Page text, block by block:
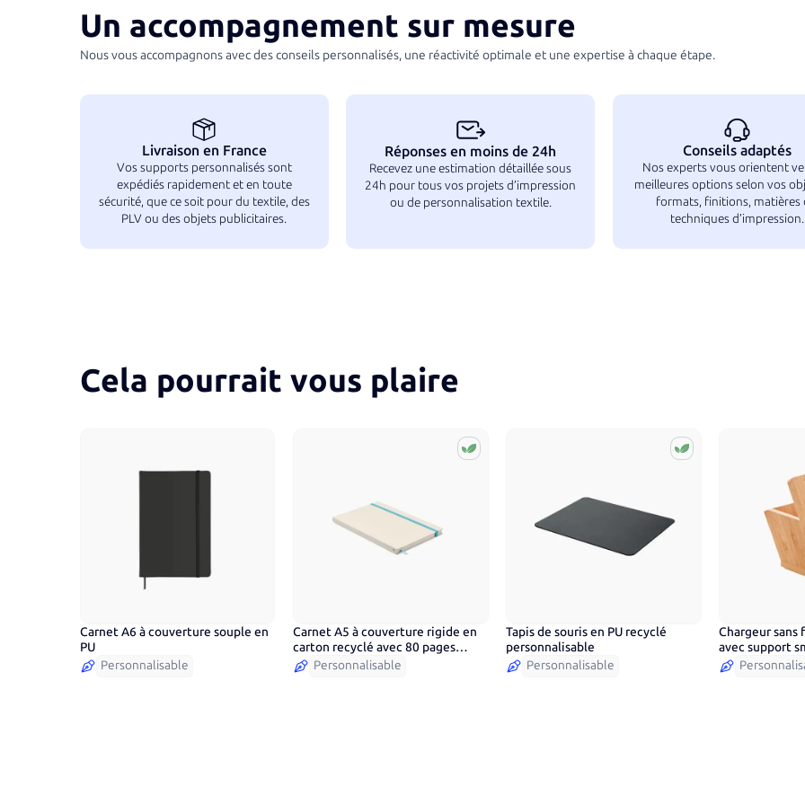
Un accompagnement sur mesure
Nous vous accompagnons avec des conseils personnalisés, une réactivité optimale et une expertise à chaque étape.
Livraison en France
Vos supports personnalisés sont
expédiés rapidement et en toute
sécurité, que ce soit pour du textile, des
PLV ou des objets publicitaires.
Réponses en moins de 24h
Recevez une estimation détaillée sous
24h pour tous vos projets d’impression
ou de personnalisation textile.
Conseils adaptés
Nos experts vous orientent
meilleures options selon vos
formats, finitions, matières
techniques d’impression.
Cela pourrait vous plaire
8couleurs
Carnet A6 à couverture souple en
PU
Personnalisable
5couleurs
Carnet A5 à couverture rigide en
carton recyclé avec 80 pages
lignéesPersonnalisable
Tapis de souris en PU recyclé
personnalisable
Personnalisable
Chargeur sans
avec support